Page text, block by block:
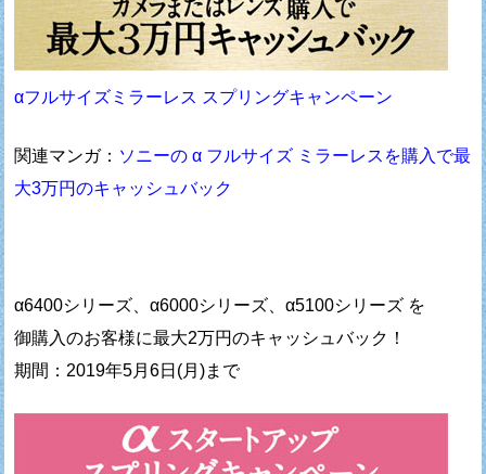
αフルサイズミラーレス スプリングキャンペーン
関連マンガ： ソニーの α フルサイズ ミラーレスを購入で最
大3万円のキャッシュバック
α6400シリーズ、α6000シリーズ、α5100シリーズ を
御購入のお客様に最大2万円のキャッシュバック！
期間：2019年5月6日(月)まで